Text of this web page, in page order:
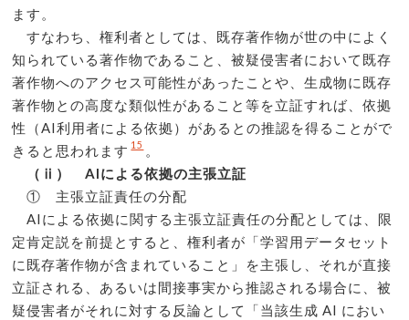
ます。
すなわち、権利者としては、既存著作物が世の中によく
知られている著作物であること、被疑侵害者において既存
著作物へのアクセス可能性があったことや、生成物に既存
著作物との高度な類似性があること等を立証すれば、依拠
性（AI利用者による依拠）があるとの推認を得ることがで
きると思われます 15 。
（ⅱ） AIによる依拠の主張立証
① 主張立証責任の分配
AIによる依拠に関する主張立証責任の分配としては、限
定肯定説を前提とすると、権利者が「学習用データセット
に既存著作物が含まれていること」を主張し、それが直接
立証される、あるいは間接事実から推認される場合に、被
疑侵害者がそれに対する反論として「当該生成 AI におい